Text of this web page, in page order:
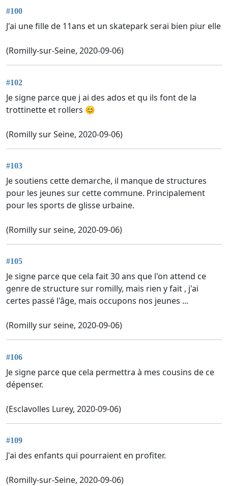
#100
J'ai une fille de 11ans et un skatepark serai bien piur elle
(Romilly-sur-Seine, 2020-09-06)
#102
Je signe parce que j ai des ados et qu ils font de la
trottinette et rollers 😊
(Romilly sur Seine, 2020-09-06)
#103
Je soutiens cette demarche, il manque de structures
pour les jeunes sur cette commune. Principalement
pour les sports de glisse urbaine.
(Romilly sur seine, 2020-09-06)
#105
Je signe parce que cela fait 30 ans que l'on attend ce
genre de structure sur romilly, mais rien y fait , j'ai
certes passé l'âge, mais occupons nos jeunes ...
(Romilly sur seine, 2020-09-06)
#106
Je signe parce que cela permettra à mes cousins de ce
dépenser.
(Esclavolles Lurey, 2020-09-06)
#109
J'ai des enfants qui pourraient en profiter.
(Romilly-sur-Seine, 2020-09-06)